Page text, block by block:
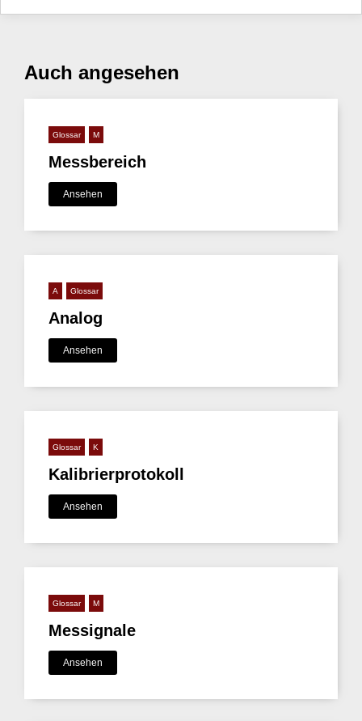
Auch angesehen
Glossar M
Messbereich
Ansehen
A Glossar
Analog
Ansehen
Glossar K
Kalibrierprotokoll
Ansehen
Glossar M
Messignale
Ansehen